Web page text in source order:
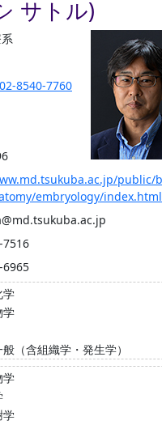
サトル)
8540-7760
public/
embryology/index.html
7516
6965
学
学
（含組織学・発生学）
学
学